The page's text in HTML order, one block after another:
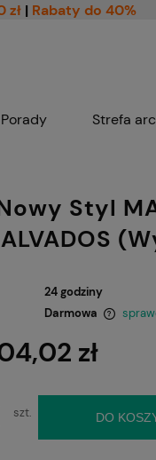
zł | Rabaty do 40%
Porady Strefa
Styl
24 godziny
Darmowa
kosztów
zł
szt. DO